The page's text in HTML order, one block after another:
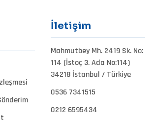
İletişim
Mahmutbey Mh. 2419 Sk. No:
114 (İstoç 3. Ada No:114)
34218 İstanbul / Türkiye
0536 7341515
0212 6595434